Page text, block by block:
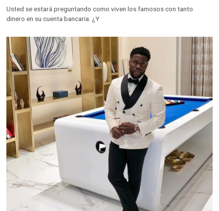
Usted se estará preguntando como viven los famosos con tanto
dinero en su cuenta bancaria. ¿Y